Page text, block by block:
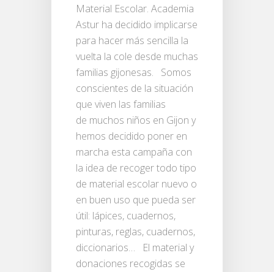
Material Escolar. Academia
Astur ha decidido implicarse
para hacer más sencilla la
vuelta la cole desde muchas
familias gijonesas. Somos
conscientes de la situación
que viven las familias
de muchos niños en Gijon y
hemos decidido poner en
marcha esta campaña con
la idea de recoger todo tipo
de material escolar nuevo o
en buen uso que pueda ser
útil: lápices, cuadernos,
pinturas, reglas, cuadernos,
diccionarios… El material y
donaciones recogidas se